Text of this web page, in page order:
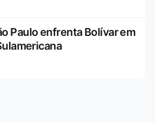
Paulo enfrenta Bolívar em